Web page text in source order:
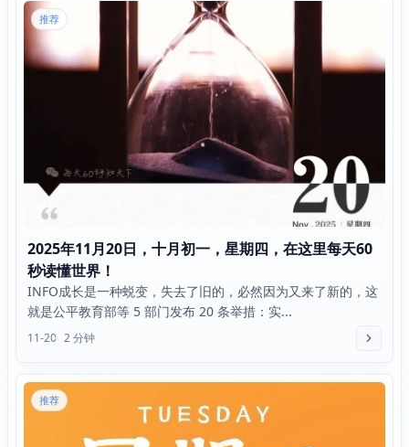
推荐
2025年11月20日，十月初一，星期四，在这里每天60
秒读懂世界！
INFO成长是一种蜕变，失去了旧的，必然因为又来了新的，这
就是公平教育部等 5 部门发布 20 条举措：实...
11-20 2 分钟
推荐